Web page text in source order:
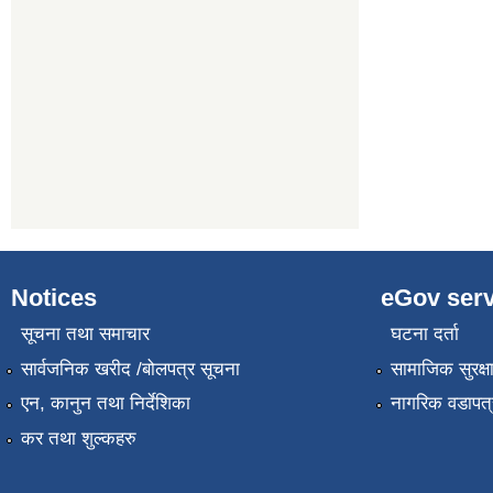
Notices
सूचना तथा समाचार
सार्वजनिक खरीद /बोलपत्र सूचना
एन, कानुन तथा निर्देशिका
कर तथा शुल्कहरु
eGov
घटना दर्ता
सामाजिक सुरक्षा
नागरिक